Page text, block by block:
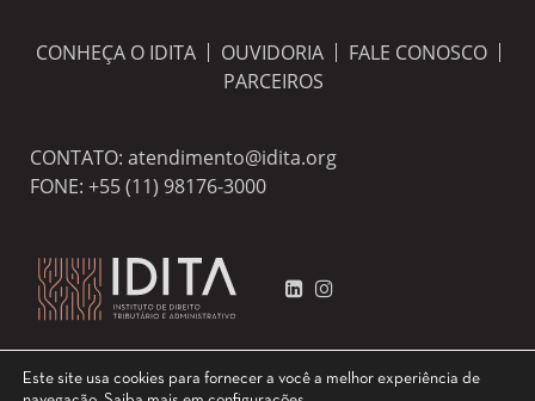
CONHEÇA O IDITA OUVIDORIA
FALE CONOSCO
PARCEIROS
CONTATO: atendimento@idita.org
FONE: +55 (11) 98176-3000
Este site usa cookies para fornecer a você a melhor experiência de